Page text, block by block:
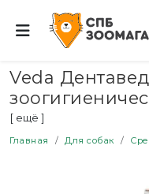
Veda
ухода за
собак и кошек,
[ ещё ]
Главная Для собак